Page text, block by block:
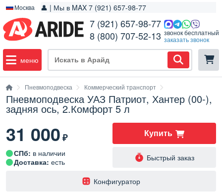
Москва 👤 | Мы в MAX 7 (921) 657-98-77
7 (921) 657-98-77
8 (800) 707-52-13 звонок бесплатный
заказать звонок
меню
Пневмоподвеска Коммерческий транспорт
Пневмоподвеска УАЗ Патриот, Хантер (00-),
задняя ось, 2.Комфорт 5 л
31 000₽ Купить
Быстрый заказ
СПб: в наличии
Доставка: есть
️Конфигуратор